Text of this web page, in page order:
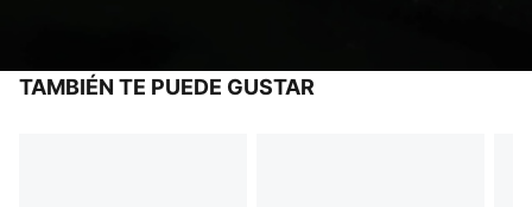
TAMBIÉN TE PUEDE GUSTAR